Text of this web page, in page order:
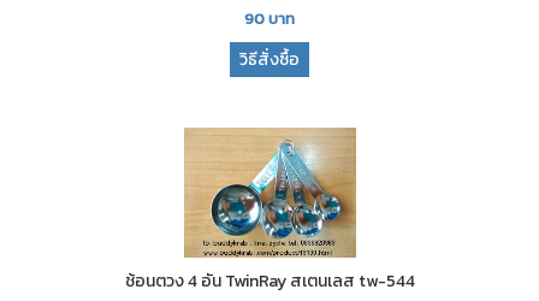
90บาท
วิธีสั่งซื้อ
ช้อนตวง 4 อัน TwinRay สเตนเลส tw-544